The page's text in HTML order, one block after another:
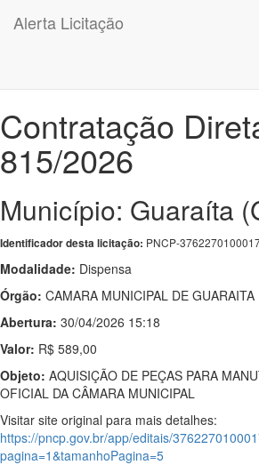
Alerta Licitação
Contratação
815/2026
Município: Guaraíta
Identificador desta licitação: PNCP-
Modalidade: Dispensa
Órgão: CAMARA MUNICIPAL DE GUARAITA
Abertura: 30/04/2026 15:18
Valor: R$ 589,00
Objeto: AQUISIÇÃO DE PEÇAS PARA
OFICIAL DA CÂMARA MUNICIPAL
Visitar site original para mais detalhes:
https://pncp.gov.br/app/editais/
pagina=1&tamanhoPagina=5